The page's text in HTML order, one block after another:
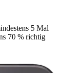
5 Mal
70 % richtig